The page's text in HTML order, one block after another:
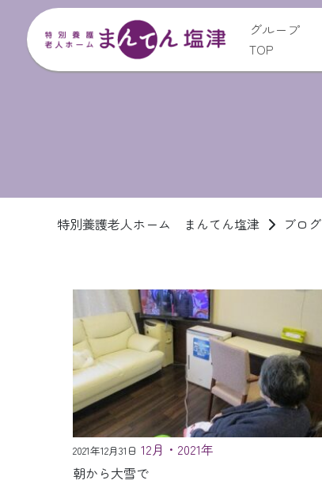
グループ
TOP
特別養護老人ホーム まんてん塩津 ブログ
2021年12月31日 12月・2021年
朝から大雪で